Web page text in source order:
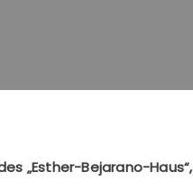
„Esther-Bejarano-